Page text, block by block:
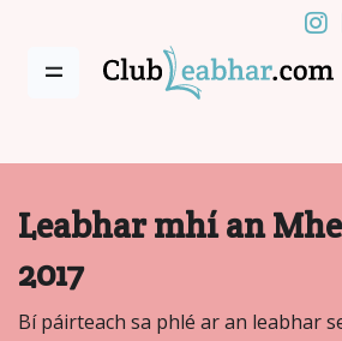
Leabhar mhí an
2017
Bí páirteach sa phlé ar an leabhar